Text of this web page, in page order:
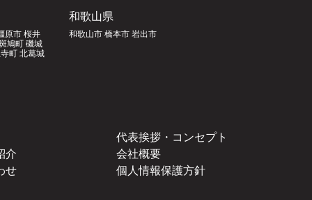
原市 桜井
鳩町 磯城
町 北葛城
和歌山県
和歌山市 橋本市 岩出市
介
せ
代表挨拶・コンセプト
会社概要
個人情報保護方針